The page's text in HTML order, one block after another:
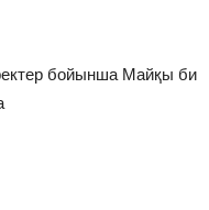
бойынша Майқы би